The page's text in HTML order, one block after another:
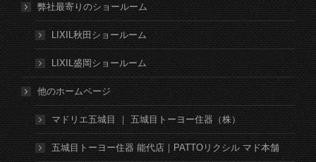
弊社最寄りのショールーム
LIXIL秋田ショールーム
LIXIL盛岡ショールーム
他のホームページ
マドリエ五城目 ｜ 五城目トーヨー住器（株）
五城目トーヨー住器 能代店｜PATTOリクシル マド本舗